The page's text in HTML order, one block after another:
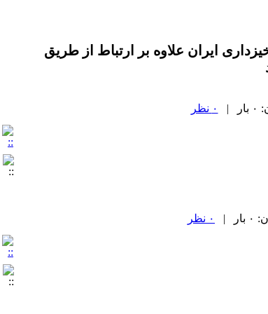
ایران علاوه بر ارتباط از طریق
| ۰ نظر
| ۰ نظر